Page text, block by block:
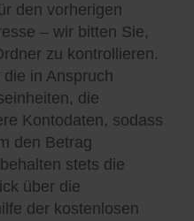
den vorherigen
– wir bitten Sie,
zu kontrollieren.
in Anspruch
die
Kontodaten, sodass
den Betrag
stets die
über die
der kostenlosen